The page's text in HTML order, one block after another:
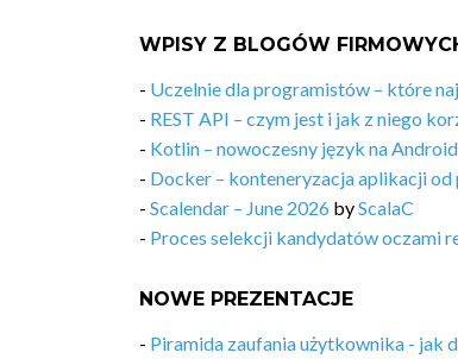
WPISY Z BLOGÓW
- Uczelnie dla programistów – które
- REST API – czym jest i jak z niego
- Kotlin – nowoczesny język na
- Docker – konteneryzacja aplikacji od
- Scalendar – June 2026 byScalaC
- Proces selekcji kandydatów oczami
NOWE PREZENTACJE
- Piramida zaufania użytkownika -